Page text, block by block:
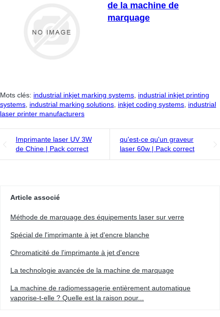
de la machine de
marquage
Mots clés: industrial inkjet marking systems industrial inkjet printing
systems industrial marking solutions inkjet coding systems industrial
laser printer manufacturers
Imprimante laser UV 3W
de Chine | Pack correct
qu'est-ce qu'un graveur
laser 60w | Pack correct
Article associé
Méthode de marquage des équipements laser sur verre
Spécial de l'imprimante à jet d'encre blanche
Chromaticité de l'imprimante à jet d'encre
La technologie avancée de la machine de marquage
La machine de radiomessagerie entièrement automatique
vaporise-t-elle ? Quelle est la raison pour...